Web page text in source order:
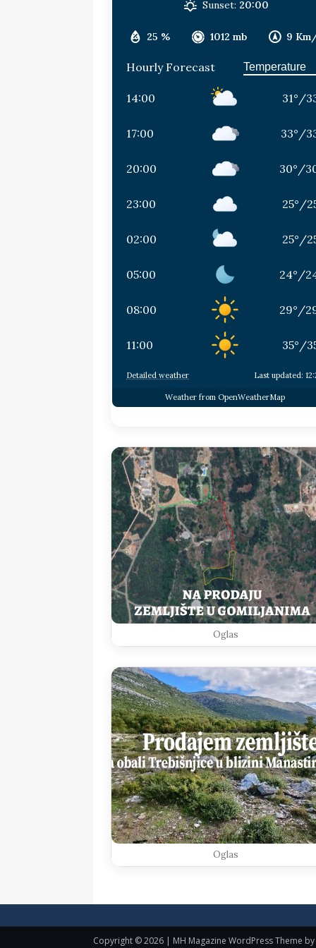
25 % 1012 mb 9
Sunset: 20:00
Hourly Forecast
14:00 31° /
17:00 33° /
20:00 30° /
23:00 25° /
02:00 25° /
05:00 24° /
08:00 29° /
11:00 35° /
Detailed weather Last updated:
Weather from OpenWeatherMap
Oglas
Oglas
Copyright © 2026 | MH Magazine WordPress Theme by